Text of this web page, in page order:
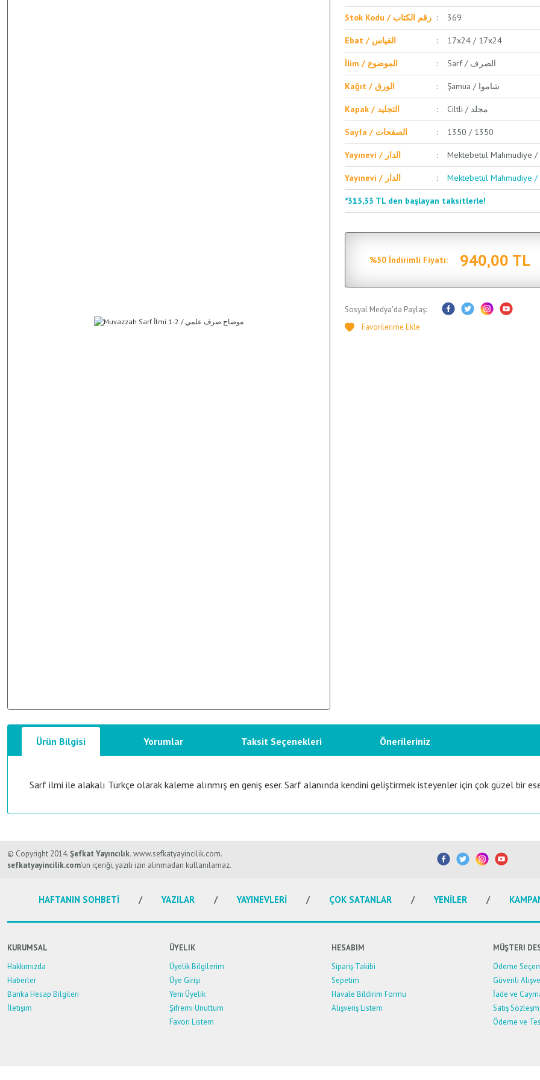
Stok Kodu / رقم الكتاب 369
Ebat / القياس 17x24 / 17x24
İlim / الموضوع Sarf / الصرف
Kağıt / الورق Şamua / شاموا
Kapak / التجليد Ciltli / مجلد
Sayfa / الصفحات 1350 / 1350
Yayınevi / الدار
Yayınevi / الدار
*313,33 TL den başlayan taksitlerle!
%50 İndirimli Fiyatı: 940,00 TL
Sosyal Medya'da Paylaş:
Ürün Bilgisi Yorumlar Taksit Seçenekleri Önerileriniz
Sarf ilmi ile alakalı Türkçe olarak kaleme alınmış en geniş eser. Sarf alanında kendini geliştirmek isteyenler için çok güzel bir
Bu ürüne ilk yorumu siz yapın!
Yorum Yaz
Görüş ve önerileriniz için teşekkür ederiz.
Ürün açıklamasında eksik bilgiler bulunuyor.
Bu ürüne benzer farklı alternatifler olmalı.
© Copyright 2014.Şefkat Yayıncılık.www.sefkatyayincilik.com.
sefkatyayincilik.com’un içeriği, yazılı izin alınmadan kullanılamaz.
HAFTANIN SOHBETİ YAZILAR YAYINEVLERİ ÇOK SATANLAR YENİLER
KURUMSAL
Hakkımızda
Haberler
Banka Hesap Bilgileri
İletişim
ÜYELİK
Üyelik Bilgilerim
Üye Girişi
Yeni Üyelik
Şifremi Unuttum
Favori Listem
HESABIM
Sipariş Takibi
Sepetim
Havale Bildirim Formu
Alışveriş Listem
MÜŞTERİ
Ödeme
Güvenli
İade ve
Satış
Ödeme ve